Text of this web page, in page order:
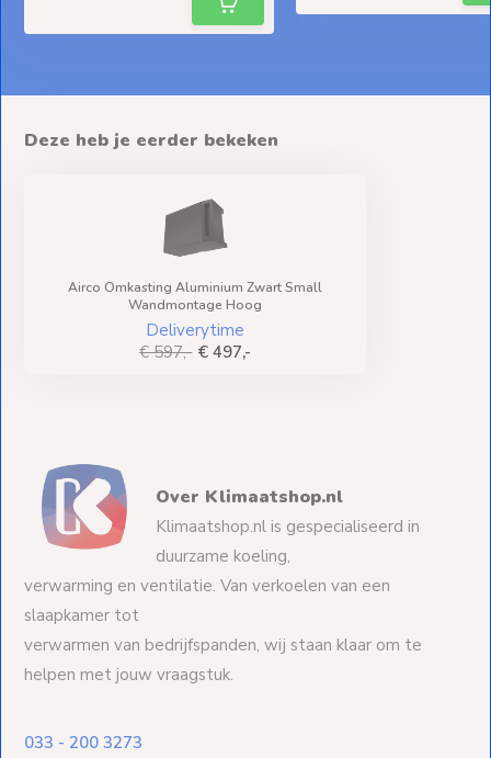
Deze heb je eerder bekeken
Airco Omkasting Aluminium Zwart Small
Wandmontage Hoog
Deliverytime
€ 597,- € 497,-
Over Klimaatshop.nl
Klimaatshop.nl is gespecialiseerd in
duurzame koeling,
verwarming en ventilatie. Van verkoelen van een
slaapkamer tot
verwarmen van bedrijfspanden, wij staan klaar om te
helpen met jouw vraagstuk.
033 - 200 3273